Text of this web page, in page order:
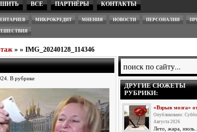
ШИТЬ ВСЕ ПАРТНЁРЫ КОНТАКТЫ
МИКРОКРЕДИТ МНЕНИЯ НОВОСТИ ПЕРСОНАЛИИ
» » IMG_20240128_114346
В рубрике
ДРУГИЕ СЮЖЕТЫ
РУБРИКИ:
«Взрыв мозга»
Опубликовано:
Августа 2026
Лето, жара,